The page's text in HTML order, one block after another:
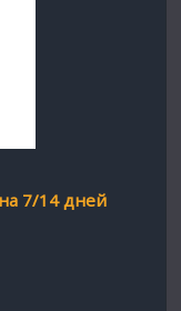
7/14 дней